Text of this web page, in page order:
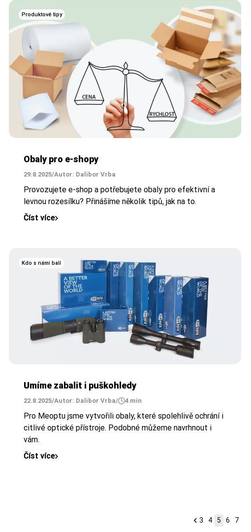
Produktové tipy
Obaly pro e-shopy
29.8.2025/Autor: Dalibor Vrba
Provozujete e-shop a potřebujete obaly pro efektivní a
levnou rozesílku? Přinášíme několik tipů, jak na to.
Číst více
Kdo s námi balí
Umíme zabalit i puškohledy
22.8.2025/Autor: Dalibor Vrba/ 4 min
Pro Meoptu jsme vytvořili obaly, které spolehlivě ochrání i
citlivé optické přístroje. Podobné můžeme navrhnout i
vám.
Číst více
3 4 5 6 7